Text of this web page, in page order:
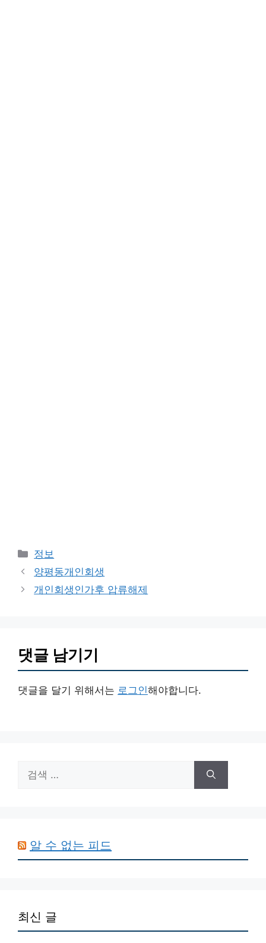
카
테
리
정보
양평동개인회생
개인회생인가후 압류해제
댓글 남기기
댓글을 달기 위해서는 로그인해야합니다.
색:
알 수 없는 피드
최신 글